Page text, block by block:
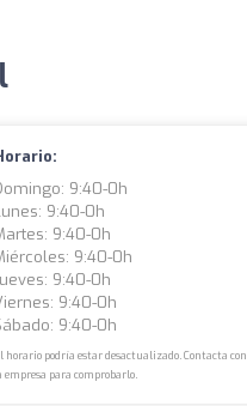
9:40-0h
9:40-0h
9:40-0h
9:40-0h
9:40-0h
9:40-0h
9:40-0h
horario podría estar desactualizado. Contacta con
empresa para comprobarlo.